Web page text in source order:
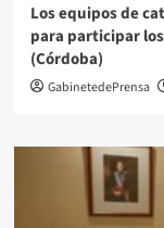
Los equipos de
para participar
(Córdoba)
GabinetedePrensa